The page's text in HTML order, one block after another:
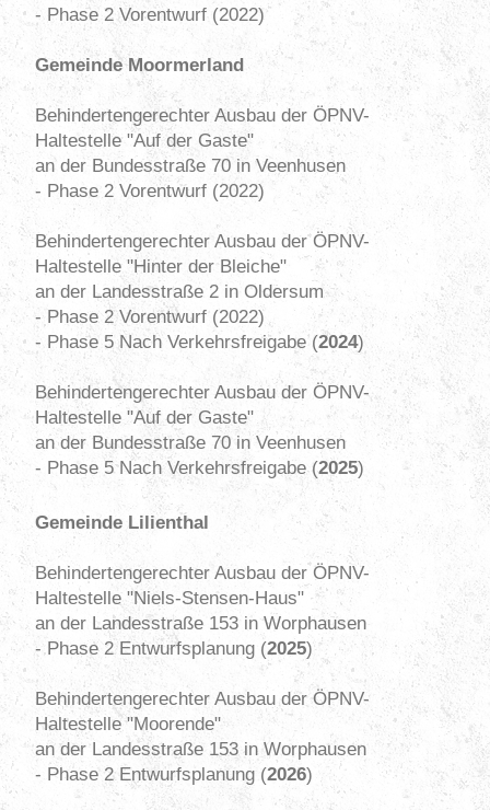
- Phase 2 Vorentwurf (2022)
Gemeinde Moormerland
Behindertengerechter Ausbau der ÖPNV-
Haltestelle "Auf der Gaste"
an der Bundesstraße 70 in Veenhusen
- Phase 2 Vorentwurf (2022)
Behindertengerechter Ausbau der ÖPNV-
Haltestelle "Hinter der Bleiche"
an der Landesstraße 2 in Oldersum
- Phase 2 Vorentwurf (2022)
- Phase 5 Nach Verkehrsfreigabe (2024)
Behindertengerechter Ausbau der ÖPNV-
Haltestelle "Auf der Gaste"
an der Bundesstraße 70 in Veenhusen
- Phase 5 Nach Verkehrsfreigabe (2025)
Gemeinde Lilienthal
Behindertengerechter Ausbau der ÖPNV-
Haltestelle "Niels-Stensen-Haus"
an der Landesstraße 153 in Worphausen
- Phase 2 Entwurfsplanung(2025)
Behindertengerechter Ausbau der ÖPNV-
Haltestelle "Moorende"
an der Landesstraße 153 in Worphausen
- Phase 2 Entwurfsplanung (2026)